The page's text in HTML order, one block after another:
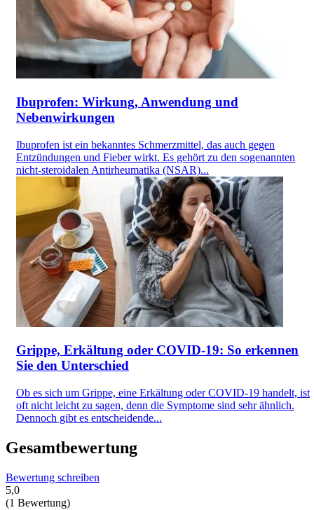
Ibuprofen: Wirkung, Anwendung und
Nebenwirkungen
Ibuprofen ist ein bekanntes Schmerzmittel, das auch gegen
Entzündungen und Fieber wirkt. Es gehört zu den sogenannten
nicht-steroidalen Antirheumatika (NSAR)...
Grippe, Erkältung oder COVID-19: So erkennen
Sie den Unterschied
Ob es sich um Grippe, eine Erkältung oder COVID-19 handelt, ist
oft nicht leicht zu sagen, denn die Symptome sind sehr ähnlich.
Dennoch gibt es entscheidende...
Gesamtbewertung
Bewertung schreiben
5,0
(1 Bewertung)